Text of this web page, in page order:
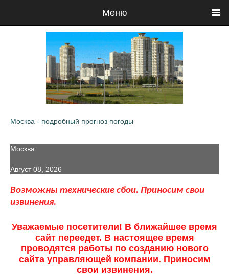
Меню
Москва - подробный прогноз погоды
Москва
Август 08, 2026
Возможны технические сбои. Приносим свои
извинения.
Уважаемые посетители! В ближайшее время
сайт переедет. В настоящее время
проводятся работы по созданию нового
сайта управляющей компании. Приносим
свои извинения.